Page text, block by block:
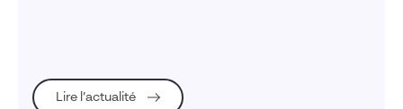
Lire l’actualité